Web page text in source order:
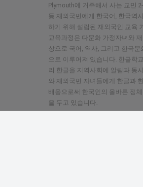
Plymouth에 거주해서 사는 교민
등 재외국민에게 한국어, 한국역
하기 위해 설립된 재외국인 교육
교육과정은 다문화 가정자녀와
상으로 국어, 역사, 그리고 한국
으로 이루어져 있습니다. 한글학
리 한글을 지역사회에 알림과 동
와 재외국민 자녀들에게 한글과
배움으로써 한국인의 올바른 정
을 두고 있습니다.